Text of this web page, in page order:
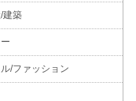
建築
/ファッション